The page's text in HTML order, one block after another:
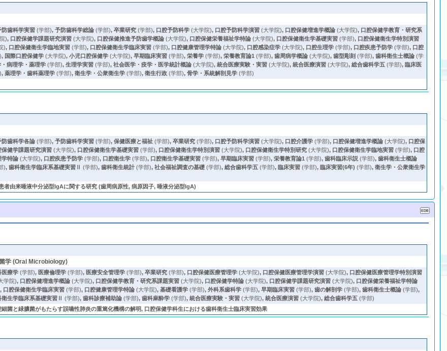
防歯科学実習 (学部),予防歯科学総論 (学部),卒業研究 (学部), 口腔予防科学 (大学院), 口腔予防科学演習 (大学院), 口腔保健増進学概論 (大学院), 口腔保健学教育・研究系
), 口腔保健学課題研究演習 (大学院), 口腔保健推進予防歯学概論 (大学院), 口腔保健栄養福祉学特論 (大学院), 口腔保健衛生学基礎実習 (学部), 口腔保健衛生学特別演習
), 口腔保健衛生学臨地実習 (学部), 口腔保健衛生学臨床実習 (学部), 口腔健康管理学特論 (大学院), 口腔感染症学 (大学院), 口腔生理学 (学部), 口腔疾患予防学 (学部), 口腔
, 国際口腔保健学 (大学院),小児口腔保健学 (大学院),早期臨床実習 (学部),栄養学 (学部),栄養教育論1 (学部),歯周病学概論 (大学院),歯型彫刻 (学部),歯科衛生士概論 (学
病理学・薬理学 (学部),生理学実習 (学部),社会医学・疫学・医学統計概論 (大学院),統合医療実験・実習 (大学院),統合医療演習 (大学院),総合歯科学五 (学部),臨床医
,薬理学・歯科薬理学 (学部),衛生学・公衆衛生学 (学部),衛生行政 (学部),骨学・系統解剖見学 (学部)
防歯科学各論 (学部),予防歯科学実習 (学部),保健医療と福祉 (学部),卒業研究 (学部), 口腔予防科学演習 (大学院), 口腔介護学 (学部), 口腔保健増進学概論 (大学院), 口腔保
保健学課題研究演習 (大学院), 口腔保健衛生学基礎実習 (学部), 口腔保健衛生学特別演習 (大学院), 口腔保健衛生学特別研究 (大学院), 口腔保健衛生学臨地実習 (学部), 口腔
学特論 (大学院), 口腔疾患予防学 (学部), 口腔衛生学 (学部), 口腔衛生学基礎実習 (学部),早期臨床実習 (学部),栄養教育論1 (学部),歯科臨床示説 (学部),歯科衛生士概論
),歯科衛生学臨床系基礎実習Ⅱ (学部),歯科衛生統計 (学部),社会福祉調査の基礎 (学部),総合歯科学五 (学部),臨床実習 (学部),臨床実習(6年) (学部),衛生学・公衆衛生学
者由来唾液中分泌型IgAに関する研究 (歯周病原性, 病原因子, 唾液分泌型IgA)
学 (Oral Microbiology)
医療学 (学部), 医療倫理学 (学部), 医療安全管理学 (学部),卒業研究 (学部), 口腔保健医療管理学 (大学院), 口腔保健医療管理学演習 (大学院), 口腔保健医療管理学特別演習
学院), 口腔保健増進学概論 (大学院), 口腔保健学教育・研究系課題実習 (大学院), 口腔保健学特論 (大学院), 口腔保健学課題研究演習 (大学院), 口腔保健栄養福祉学特論
, 口腔保健衛生学臨床実習 (学部), 口腔健康管理学特論 (大学院),基礎看護学 (学部),外科系歯科学 (学部),早期臨床実習 (学部),歯の解剖学 (学部),歯科衛生士概論 (学部),
衛生学臨床系基礎実習Ⅱ (学部),歯科診療補助論 (学部),歯科麻酔学 (学部),統合医療実験・実習 (大学院),統合医療演習 (大学院),総合歯科学五 (学部)
菌と緑膿菌がもたらす誤嚥性肺炎の重篤化機構の解明, 口腔保健学科生における歯科衛生士臨床実習効果